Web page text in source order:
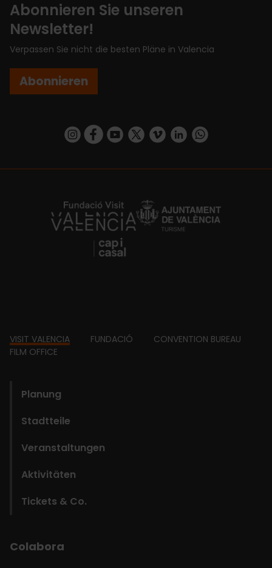
Abonnieren Sie unseren
Newsletter!
Verpassen Sie nicht die besten Pläne in Valencia
Abonnieren
https://www.instagram.com/visit_valencia/
https://www.facebook.com/
https://www.youtube.com/user/
https://twitter.com/_VivaValencia
https://vimeo.com/
https://www.linkedin.com/company/turismo-valencia/https://api.whatsapp.com/send/
https://fundacion.visitvalencia.com/
Footer
VISIT VALENCIA FUNDACIÓ
CONVENTION BUREAU
FILM OFFICE
Planung
Stadtteile
Veranstaltungen
Aktivitäten
Tickets & Co.
Colabora